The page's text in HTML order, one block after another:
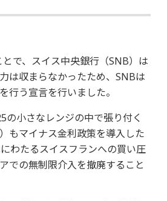
で、スイス中央銀行（SNB）は
は収まらなかったため、SNBは
行う宣言を行いました。
の小さなレンジの中で張り付く
もマイナス金利政策を導入した
わたるスイスフランへの買い圧
での無制限介入を撤廃すること